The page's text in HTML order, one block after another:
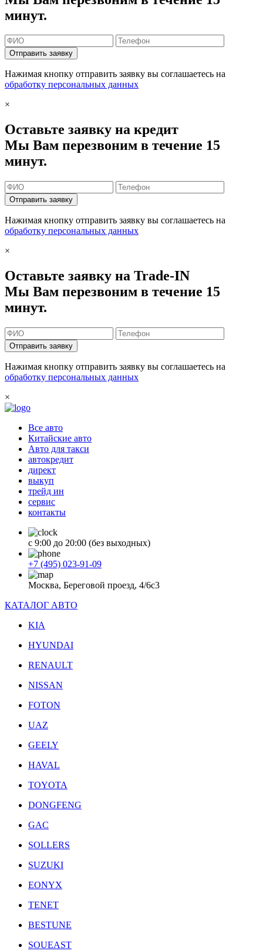
минут.
Отправить заявку
Нажимая кнопку отправить заявку вы соглашаетесь на
обработку персональных данных
×
Оставьте заявку на кредит
Мы Вам перезвоним в течение 15
минут.
Отправить заявку
Нажимая кнопку отправить заявку вы соглашаетесь на
обработку персональных данных
×
Оставьте заявку на Trade-IN
Мы Вам перезвоним в течение 15
минут.
Отправить заявку
Нажимая кнопку отправить заявку вы соглашаетесь на
обработку персональных данных
×
Все авто
Китайские авто
Авто для такси
автокредит
директ
выкуп
трейд ин
сервис
контакты
с 9:00 до 20:00 (без выходных)
+7 (495) 023-91-09
Москва, Береговой проезд, 4/6с3
КАТАЛОГ АВТО
KIA
HYUNDAI
RENAULT
NISSAN
FOTON
UAZ
GEELY
HAVAL
TOYOTA
DONGFENG
GAC
SOLLERS
SUZUKI
EONYX
TENET
BESTUNE
SOUEAST